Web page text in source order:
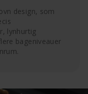
design, som
lynhurtig
bageniveauer